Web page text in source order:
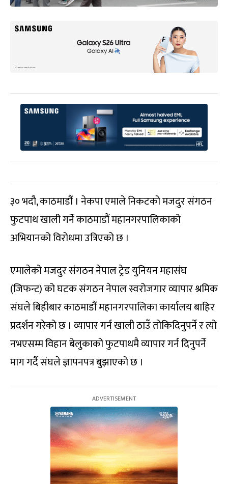
३० भदौ, काठमाडौं । नेकपा एमाले निकटको मजदुर संगठन
फुटपाथ खाली गर्ने काठमाडौं महानगरपालिकाको
अभियानको विरोधमा उत्रिएको छ ।
एमालेको मजदुर संगठन नेपाल ट्रेड युनियन महासंघ
(जिफन्ट) को घटक संगठन नेपाल स्वरोजगार व्यापार श्रमिक
संघले बिहीबार काठमाडौं महानगरपालिका कार्यालय बाहिर
प्रदर्शन गरेको छ । व्यापार गर्न खाली ठाउँ तोकिदिनुपर्ने र त्यो
नभएसम्म विहान बेलुकाको फुटपाथमै व्यापार गर्न दिनुपर्ने
माग गर्दै संघले ज्ञापनपत्र बुझाएको छ ।